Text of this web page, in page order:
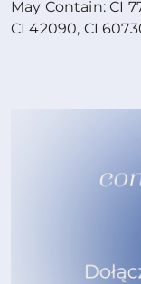
May Contain: CI
CI 42090, CI